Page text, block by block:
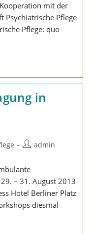
mit der
Psychiatrische Pflege
Pflege: quo
in
Beitrags-
admin
– 31. August 2013
Hotel Berliner Platz
diesmal